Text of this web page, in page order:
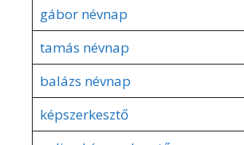
gábor névnap
tamás névnap
balázs névnap
képszerkesztő